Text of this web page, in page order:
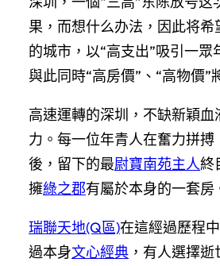
果，而想什么办法，因此将希
的城市，以“高支出”吸引一眾
與此同時“高房價”、“高物價”
高速運轉的深圳，不缺新穎血
力。每一位年青人在奮力拼搏
後，留下的最尉寶南苑主人終
擁綠之郡有屬於本身的一套房
瑞聯天地(Q區)在這經過歷程
過本身文心經典 ，有人選擇